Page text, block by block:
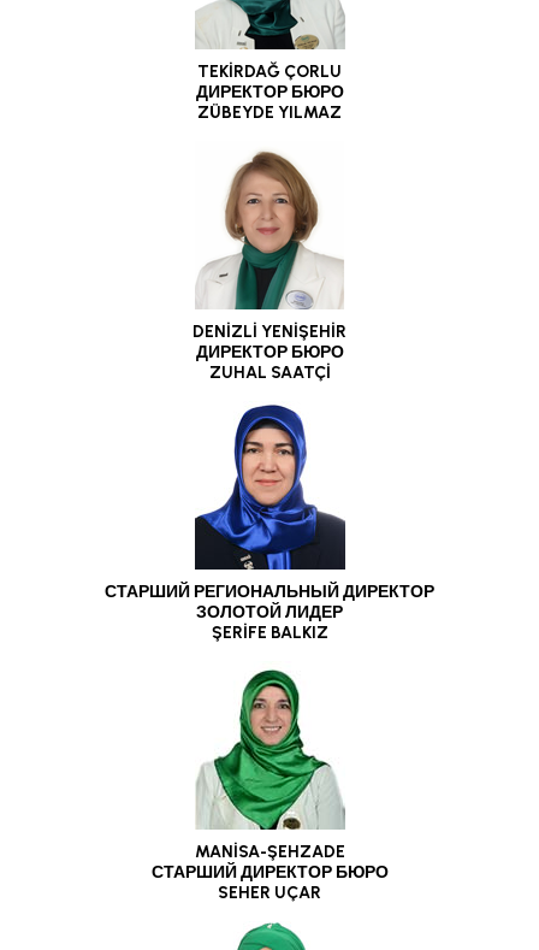
TEKİRDAĞ ÇORLU
ДИРЕКТОР БЮРО
ZÜBEYDE YILMAZ
DENİZLİ YENİŞEHİR
ДИРЕКТОР БЮРО
ZUHAL SAATÇİ
СТАРШИЙ РЕГИОНАЛЬНЫЙ ДИРЕКТОР
ЗОЛОТОЙ ЛИДЕР
ŞERİFE BALKIZ
MANİSA-ŞEHZADE
СТАРШИЙ ДИРЕКТОР БЮРО
SEHER UÇAR